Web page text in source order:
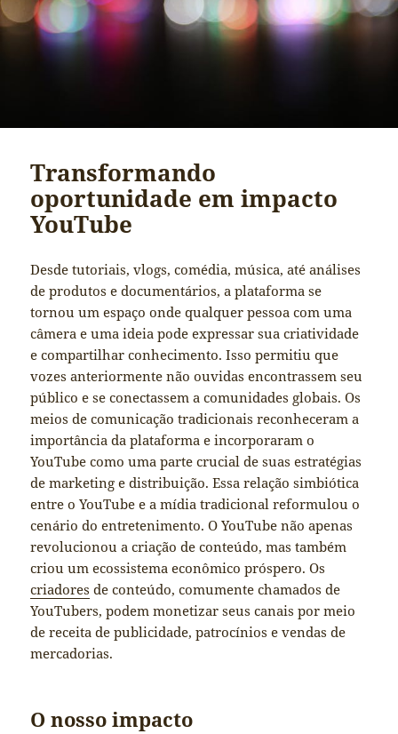
Transformando
oportunidade em impacto
YouTube
Desde tutoriais, vlogs, comédia, música, até análises
de produtos e documentários, a plataforma se
tornou um espaço onde qualquer pessoa com uma
câmera e uma ideia pode expressar sua criatividade
e compartilhar conhecimento. Isso permitiu que
vozes anteriormente não ouvidas encontrassem seu
público e se conectassem a comunidades globais. Os
meios de comunicação tradicionais reconheceram a
importância da plataforma e incorporaram o
YouTube como uma parte crucial de suas estratégias
de marketing e distribuição. Essa relação simbiótica
entre o YouTube e a mídia tradicional reformulou o
cenário do entretenimento. O YouTube não apenas
revolucionou a criação de conteúdo, mas também
criou um ecossistema econômico próspero. Os
criadores de conteúdo, comumente chamados de
YouTubers, podem monetizar seus canais por meio
de receita de publicidade, patrocínios e vendas de
mercadorias.
O nosso impacto